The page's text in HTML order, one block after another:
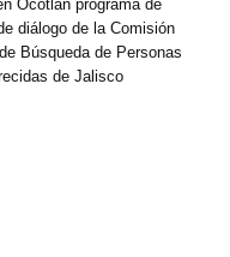
Ocotlán programa de
diálogo de la Comisión
Búsqueda de Personas
de Jalisco